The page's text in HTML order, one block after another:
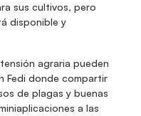
sus cultivos, pero
disponible y
agraria pueden
Fedi donde compartir
de plagas y buenas
a las